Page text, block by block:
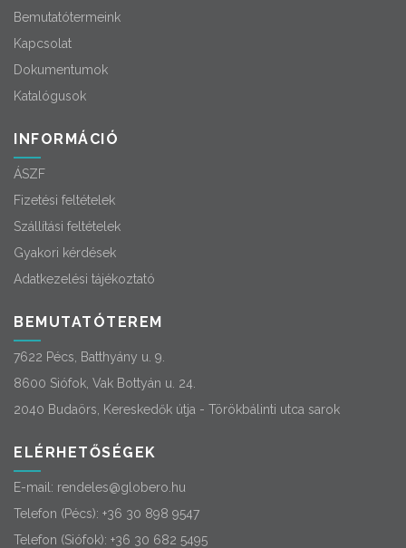
Bemutatótermeink
Kapcsolat
Dokumentumok
Katalógusok
INFORMÁCIÓ
ÁSZF
Fizetési feltételek
Szállítási feltételek
Gyakori kérdések
Adatkezelési tájékoztató
BEMUTATÓTEREM
7622 Pécs, Batthyány u. 9.
8600 Siófok, Vak Bottyán u. 24.
2040 Budaörs, Kereskedők útja - Törökbálinti utca sarok
ELÉRHETŐSÉGEK
E-mail: rendeles@globero.hu
Telefon (Pécs): +36 30 898 9547
Telefon (Siófok): +36 30 682 5495